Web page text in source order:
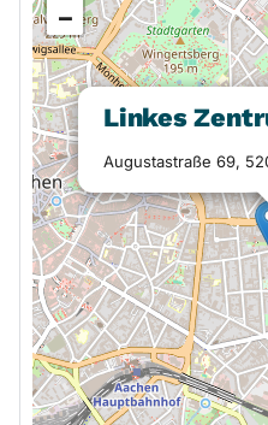
Linkes
Augustastraße 69,
−